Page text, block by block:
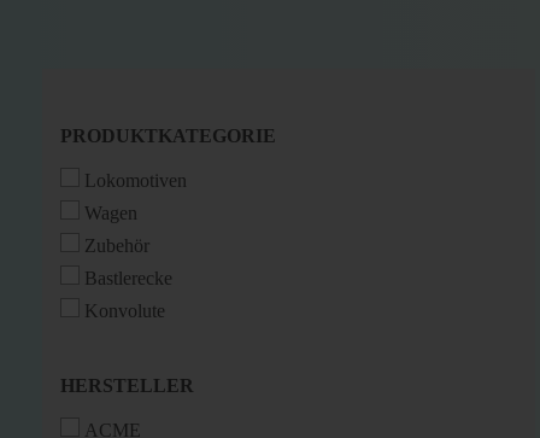
PRODUKTKATEGORIE
PRODUKTKATEGORIE
Lokomotiven
Wagen
Zubehör
Bastlerecke
Konvolute
HERSTELLER
HERSTELLER
ACME